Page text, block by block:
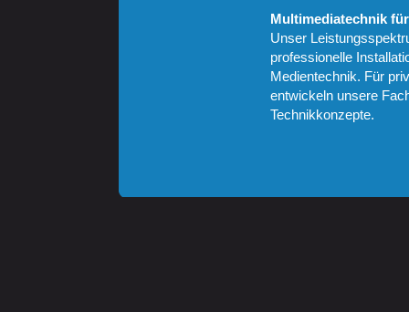
Multimediatechnik
Unser
professionelle
Medientechnik. Für
entwickeln unsere
Technikkonzepte.